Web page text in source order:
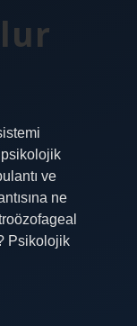
psikolojik
ve
ne
Psikolojik